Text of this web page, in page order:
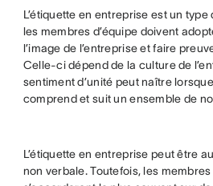
L’étiquette en entreprise est un
les membres d’équipe doivent
l’image de l’entreprise et faire
Celle-ci dépend de la culture de
sentiment d’unité peut naître
comprend et suit un ensemble de
L’étiquette en entreprise peut être
non verbale. Toutefois, les membres